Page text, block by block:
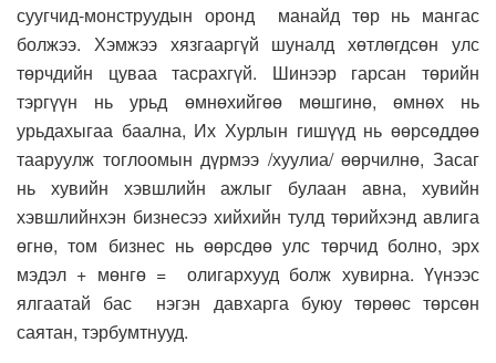
суугчид-монструудын оронд манайд төр нь мангас
болжээ. Хэмжээ хязгааргүй шуналд хөтлөгдсөн улс
төрчдийн цуваа тасрахгүй. Шинээр гарсан төрийн
тэргүүн нь урьд өмнөхийгөө мөшгинө, өмнөх нь
урьдахыгаа баална, Их Хурлын гишүүд нь өөрсөддөө
тааруулж тоглоомын дүрмээ /хуулиа/ өөрчилнө, Засаг
нь хувийн хэвшлийн ажлыг булаан авна, хувийн
хэвшлийнхэн бизнесээ хийхийн тулд төрийхэнд авлига
өгнө, том бизнес нь өөрсдөө улс төрчид болно, эрх
мэдэл + мөнгө = олигархууд болж хувирна. Үүнээс
ялгаатай бас нэгэн давхарга буюу төрөөс төрсөн
саятан, тэрбумтнууд.